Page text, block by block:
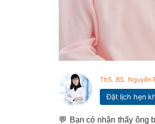
ThS. BS. Nguyễn
Đặt lịch hẹn
💬 Bạn có nhận thấy ông